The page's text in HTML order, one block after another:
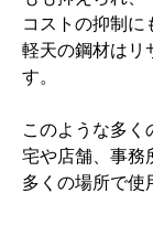
コストの抑制に
軽天の鋼材はリ
す。
このような多く
宅や店舗、事務
多くの場所で使